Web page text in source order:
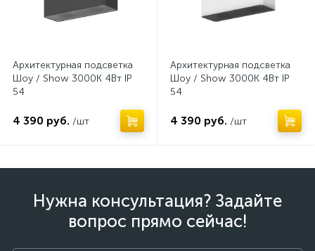
Архитектурная подсветка
Шоу / Show 3000K 4Вт IP
54
4 390 руб. /шт
Архитектурная подсветка
Шоу / Show 3000K 4Вт IP
54
4 390 руб. /шт
Нужна консультация? Задайте
вопрос прямо сейчас!